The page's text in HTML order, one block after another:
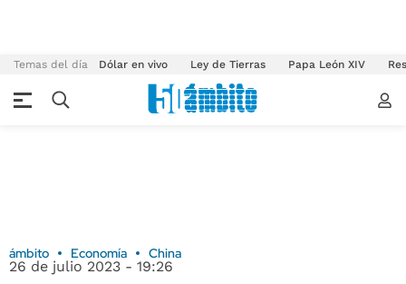
Temas del día Dólar en vivo Ley de Tierras Papa León XIV
ámbito Economía China
26 de julio 2023 - 19:26